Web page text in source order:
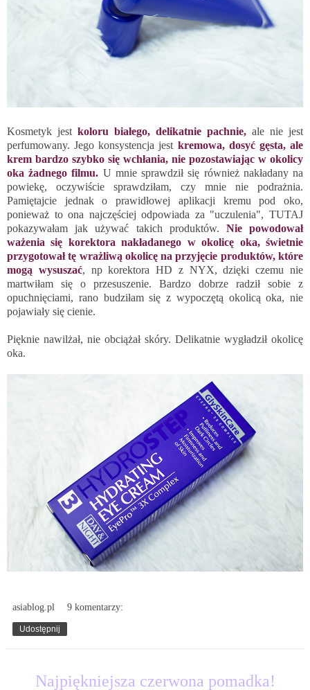
Kosmetyk jest koloru białego, delikatnie pachnie, ale nie jest
perfumowany. Jego konsystencja jest kremowa, dosyć gęsta, ale
krem bardzo szybko się wchłania, nie pozostawiając w okolicy
oka żadnego filmu. U mnie sprawdził się również nakładany na
powiekę, oczywiście sprawdziłam, czy mnie nie podrażnia.
Pamiętajcie jednak o prawidłowej aplikacji kremu pod oko,
ponieważ to ona najczęściej odpowiada za "uczulenia", TUTAJ
pokazywałam jak używać takich produktów. Nie powodował
ważenia się korektora nakładanego w okolicę oka, świetnie
przygotował tę wrażliwą okolicę na przyjęcie produktów, które
mogą wysuszać, np korektora HD z NYX, dzięki czemu nie
martwiłam się o przesuszenie. Bardzo dobrze radził sobie z
opuchnięciami, rano budziłam się z wypoczętą okolicą oka, nie
pojawiały się cienie.
Pięknie nawilżał, nie obciążał skóry. Delikatnie wygładził okolicę
oka.
asiablog.pl 9 komentarzy:
Udostępnij
Najpiękniejsza czerwona pomadka!